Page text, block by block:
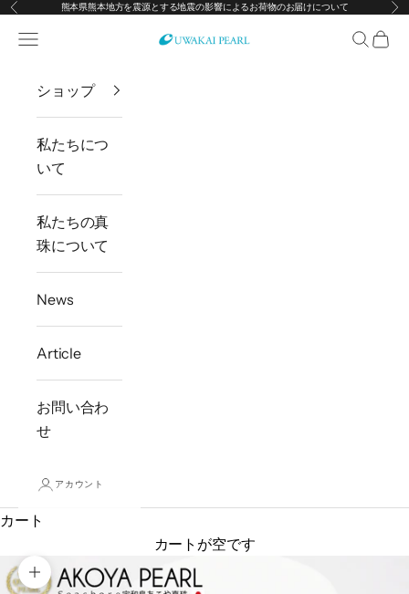
コンテンツへスキップ
前へ 熊本県熊本地方を震源とする地震の影響によるお荷物のお届けについて 次
宇和海真珠
メニューを開く 検索を
カー
ショップ
私たちにつ
いて
私たちの真
珠について
News
Article
お問い合わ
せ
アカウント
カート
カートが空です
ズームイン